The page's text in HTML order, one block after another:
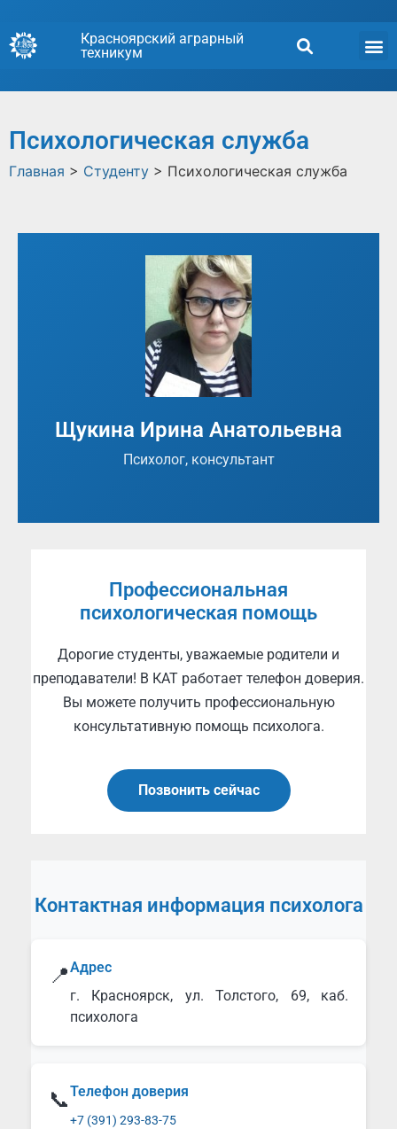
Красноярский аграрный
техникум
Психологическая служба
Главная > Студенту > Психологическая служба
Щукина Ирина Анатольевна
Психолог, консультант
Профессиональная
психологическая помощь
Дорогие студенты, уважаемые родители и
преподаватели! В КАТ работает телефон доверия.
Вы можете получить профессиональную
консультативную помощь психолога.
Позвонить сейчас
Контактная информация психолога
📍Адрес
г. Красноярск, ул. Толстого, 69, каб.
психолога
📞Телефон доверия
+7 (391) 293-83-75